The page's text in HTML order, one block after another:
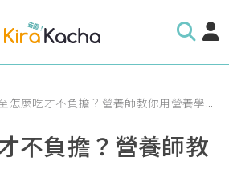
怎麼吃才不負擔？營養師教你用營養學角度看「進補」
不負擔？營養師教